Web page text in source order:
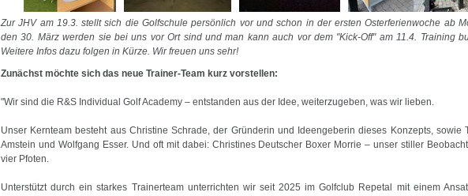
Zur JHV am 19.3. stellt sich die Golfschule persönlich vor und schon in der ersten Osterferienwoche ab
den 30. März werden sie bei uns vor Ort sind und man kann auch vor dem "Kick-Off" am 11.4. Training
Weitere Infos dazu folgen in Kürze. Wir freuen uns sehr!
Zunächst möchte sich das neue Trainer-Team kurz vorstellen:
"Wir sind die R&S Individual Golf Academy – entstanden aus der Idee, weiterzugeben, was wir lieben.
Unser Kernteam besteht aus Christine Schrade, der Gründerin und Ideengeberin dieses Konzepts, sowie
Amstein und Wolfgang Esser. Und oft mit dabei: Christines Deutscher Boxer Morrie – unser stiller
vier Pfoten.
Unterstützt durch ein starkes Trainerteam unterrichten wir seit 2025 im Golfclub Repetal mit einem